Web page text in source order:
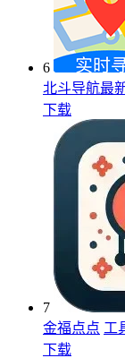
6
北斗导航最
下载
7
金福点点 工
下载